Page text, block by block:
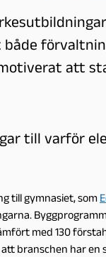
att
till varför
till gymnasiet, som
med 130
att branschen har